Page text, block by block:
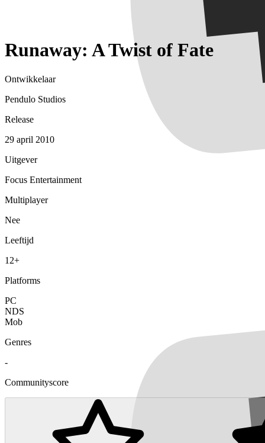
Runaway: A Twist of Fate
Ontwikkelaar
Pendulo Studios
Release
29 april 2010
Uitgever
Focus Entertainment
Multiplayer
Nee
Leeftijd
12+
Platforms
PC
NDS
Mob
Genres
-
Communityscore